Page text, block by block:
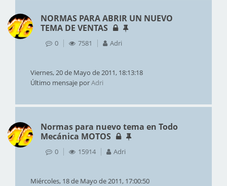
NORMAS PARA ABRIR UN NUEVO
TEMA DE VENTAS
0 7581 Adri
Viernes, 20 de Mayo de 2011, 18:13:18
Último mensaje porAdri
Normas para nuevo tema en Todo
Mecánica MOTOS
0 15914 Adri
Miércoles, 18 de Mayo de 2011, 17:00:50